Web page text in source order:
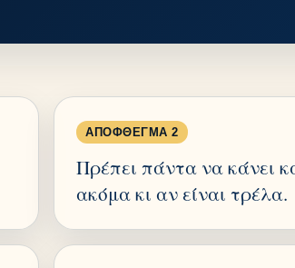
ΑΠΌΦΘΕΓΜΑ 2
Πρέπει πάντα να κάνει
ακόμα κι αν είναι τρέλα.